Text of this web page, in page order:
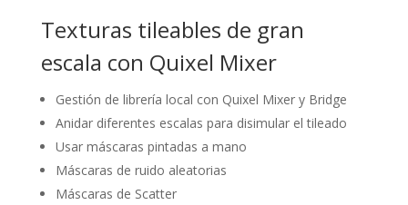
Texturas tileables de gran
escala con Quixel Mixer
Gestión de librería local con Quixel Mixer y Bridge
Anidar diferentes escalas para disimular el tileado
Usar máscaras pintadas a mano
Máscaras de ruido aleatorias
Máscaras de Scatter